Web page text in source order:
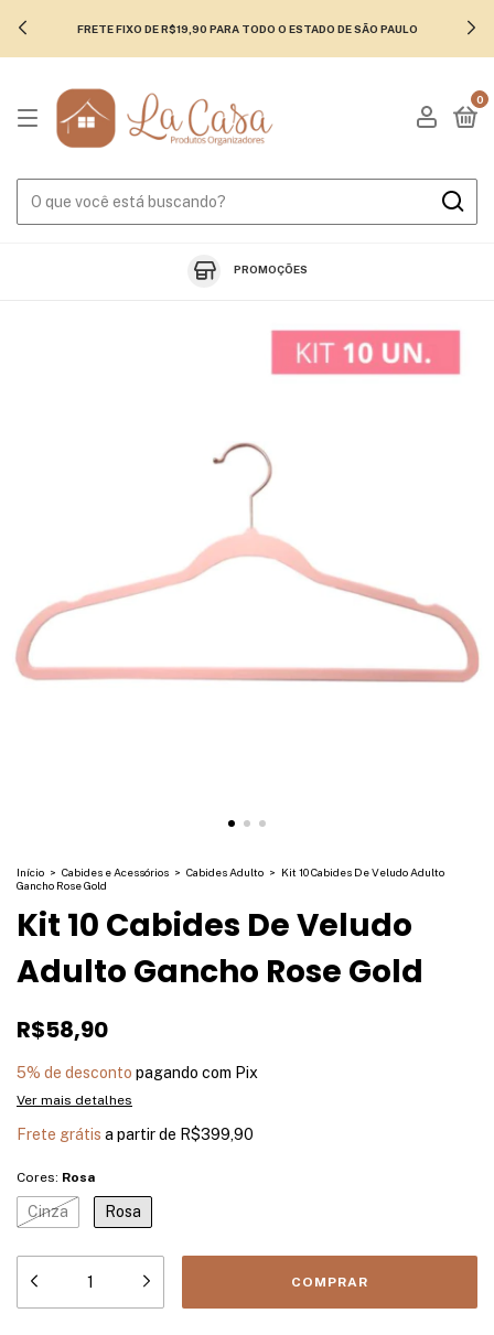
FRETE FIXO DE R$19,90 PARA TODO O ESTADO DE SÃO PAULO
0
PROMOÇÕES
Início > Cabides e Acessórios > Cabides Adulto > Kit 10 Cabides De Veludo Adulto
Gancho Rose Gold
Kit 10 Cabides De Veludo
Adulto Gancho Rose Gold
R$58,90
5% de desconto pagando com Pix
Ver mais detalhes
Frete grátis a partir de R$399,90
Cores: Rosa
Cinza Rosa